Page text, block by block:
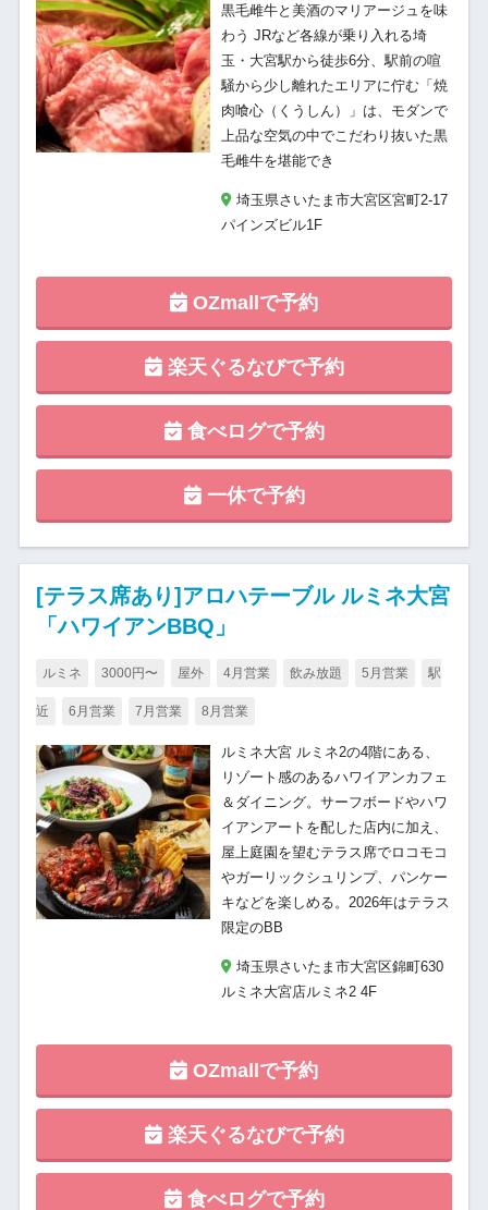
黒毛雌牛と美酒のマリアージュを味
わう JRなど各線が乗り入れる埼
玉・大宮駅から徒歩6分、駅前の喧
騒から少し離れたエリアに佇む「焼
肉喰心（くうしん）」は、モダンで
上品な空気の中でこだわり抜いた黒
毛雌牛を堪能でき
埼玉県さいたま市大宮区宮町2-17
パインズビル1F
OZmallで予約
楽天ぐるなびで予約
食べログで予約
一休で予約
[テラス席あり]アロハテーブル ルミネ大宮
「ハワイアンBBQ」
ルミネ 3000円〜 屋外 4月営業 飲み放題 5月営業 駅
近 6月営業 7月営業 8月営業
ルミネ大宮 ルミネ2の4階にある、
リゾート感のあるハワイアンカフェ
＆ダイニング。サーフボードやハワ
イアンアートを配した店内に加え、
屋上庭園を望むテラス席でロコモコ
やガーリックシュリンプ、パンケー
キなどを楽しめる。2026年はテラス
限定のBB
埼玉県さいたま市大宮区錦町630
ルミネ大宮店ルミネ2 4F
OZmallで予約
楽天ぐるなびで予約
食べログで予約